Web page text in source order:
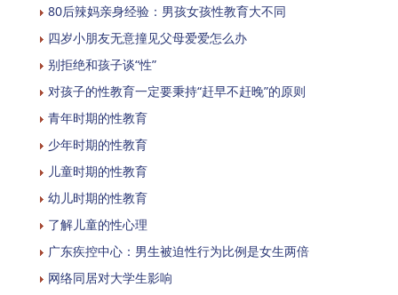
80后辣妈亲身经验：男孩女孩性教育大不同
四岁小朋友无意撞见父母爱爱怎么办
别拒绝和孩子谈“性”
对孩子的性教育一定要秉持“赶早不赶晚”的原则
青年时期的性教育
少年时期的性教育
儿童时期的性教育
幼儿时期的性教育
了解儿童的性心理
广东疾控中心：男生被迫性行为比例是女生两倍
网络同居对大学生影响